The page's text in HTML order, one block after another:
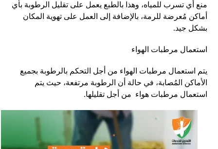
منع أي تسرب للمياه، وهذا بالطبع يعمل على تقليل الرطوبة بأي
أماكن مُعرضة للرمة، بالإضافة إلى العمل على تهوية المكان
بشكل جيد.
استعمال مرطبات الهواء
يتم استعمال مرطبات الهواء من أجل التحكم بالرطوبة بجميع
الأماكن المُصابة، في حالة أن الرطوبة مرتفعة، حيث يتم
استعمال مرطبات هواء من أجل تقليلها.